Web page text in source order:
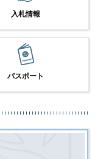
入札情報
パスポート